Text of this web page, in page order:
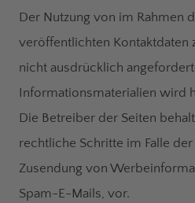
Der Nutzung von im Rahmen
veröffentlichten Kontaktdaten
nicht ausdrücklich
Informationsmaterialien wird
Die Betreiber der Seiten
rechtliche Schritte im Falle
Zusendung von
Spam-E-Mails, vor.